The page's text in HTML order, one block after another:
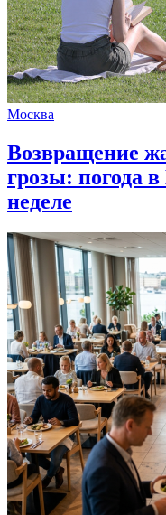
Москва
Возвращение
грозы: погода
неделе